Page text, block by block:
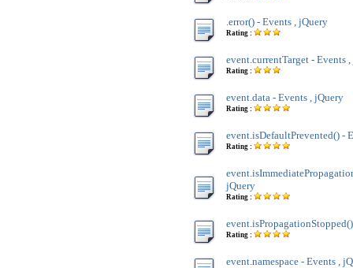
.error() - Events , jQuery
Rating :
event.currentTarget - Events
Rating :
event.data - Events , jQuery
Rating :
event.isDefaultPrevented() -
Rating :
jQuery
Rating :
Rating :
event.namespace - Events ,